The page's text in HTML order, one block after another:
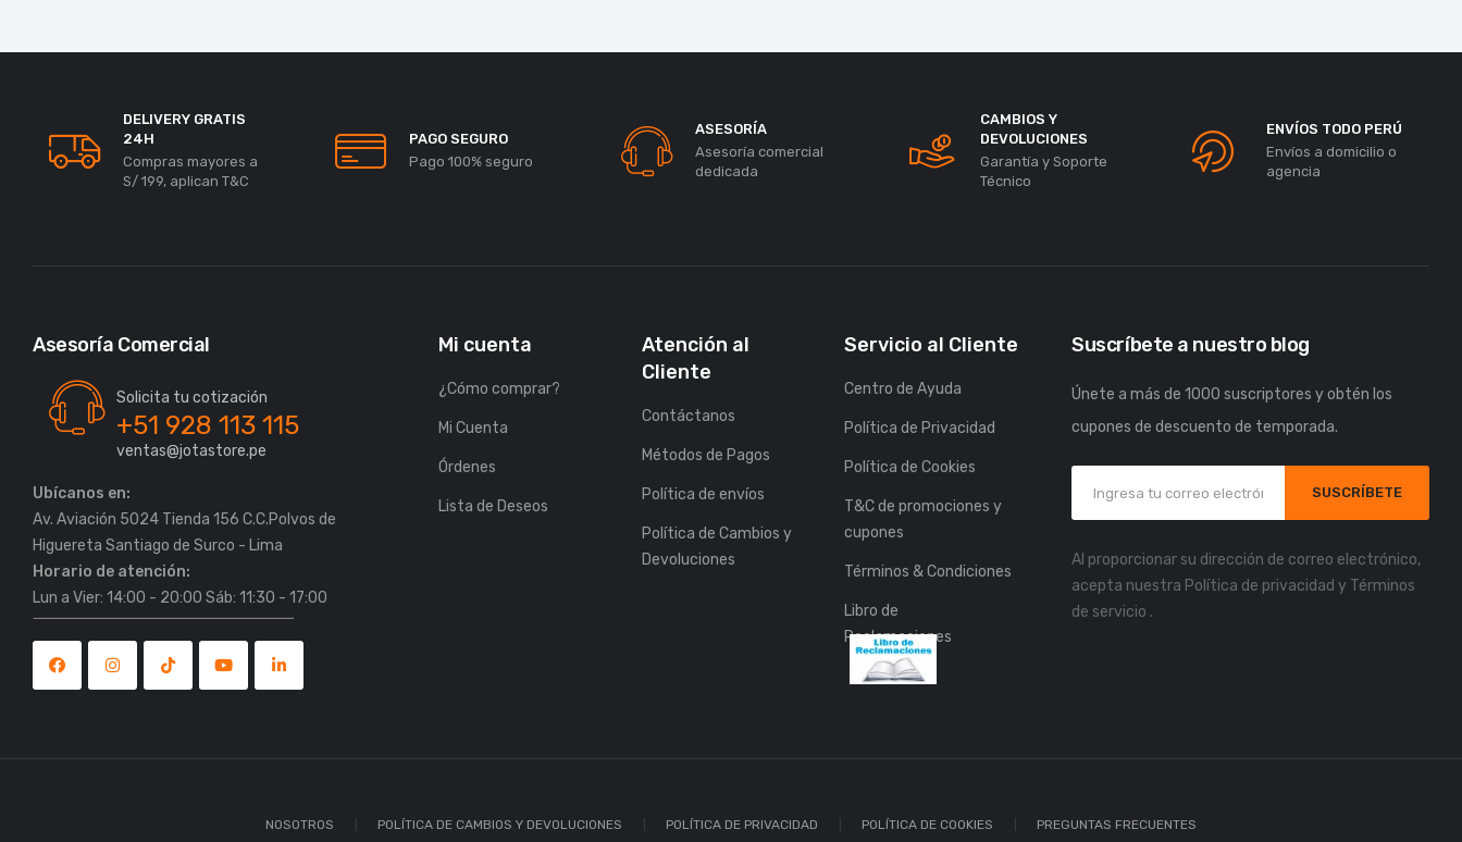
DELIVERY GRATIS
24H
Compras mayores a
S/ 199, aplican T&C
PAGO SEGURO
Pago 100% seguro
ASESORÍA
Asesoría comercial
dedicada
CAMBIOS Y
DEVOLUCIONES
Garantía y Soporte
Técnico
ENVÍOS TODO PERÚ
Envíos a domicilio o
agencia
Asesoría Comercial
Solicita tu cotización
+51 928 113 115
ventas@jotastore.pe
Ubícanos en:
Av. Aviación 5024 Tienda 156 C.C.Polvos de
Horario de atención:
Lun a Vier: 14:00 - 20:00 Sáb: 11:30 - 17:00
Mi cuenta
¿Cómo comprar?
Mi Cuenta
Órdenes
Lista de Deseos
Atención al
Cliente
Contáctanos
Métodos de Pagos
Política de envíos
Política de Cambios y
Devoluciones
Servicio al Cliente
Centro de Ayuda
Política de Privacidad
Política de Cookies
T&C de promociones y
cupones
Términos & Condiciones
Libro de
Reclamaciones
Suscríbete a nuestro blog
Únete a más de 1000 suscriptores y obtén los
cupones de descuento de temporada.
SUSCRÍBETE
Al proporcionar su dirección de correo electrónico,
acepta nuestra Política de privacidad y Términos
de servicio .
NOSOTROS POLÍTICA DE CAMBIOS Y DEVOLUCIONES POLÍTICA DE PRIVACIDAD POLÍTICA DE COOKIES PREGUNTAS FRECUENTES